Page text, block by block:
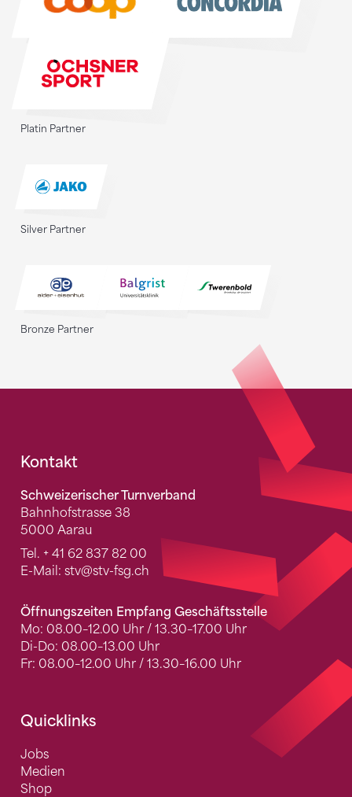
Platin Partner
Silver Partner
Bronze Partner
Fusszeile
Kontakt
Schweizerischer Turnverband
Bahnhofstrasse 38
5000 Aarau
Tel. + 41 62 837 82 00
E-Mail: stv@stv-fsg.ch
Öffnungszeiten Empfang Geschäftsstelle
Mo: 08.00–12.00 Uhr / 13.30–17.00 Uhr
Di-Do: 08.00–13.00 Uhr
Fr: 08.00–12.00 Uhr / 13.30–16.00 Uhr
Quicklinks
Jobs
Medien
Shop